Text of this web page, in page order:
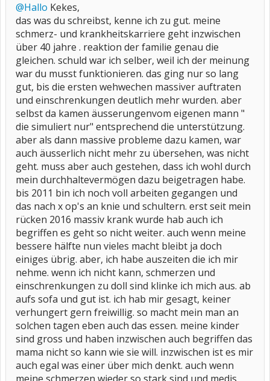
@Hallo Kekes,
das was du schreibst, kenne ich zu gut. meine
schmerz- und krankheitskarriere geht inzwischen
über 40 jahre . reaktion der familie genau die
gleichen. schuld war ich selber, weil ich der meinung
war du musst funktionieren. das ging nur so lang
gut, bis die ersten wehwechen massiver auftraten
und einschrenkungen deutlich mehr wurden. aber
selbst da kamen äusserungenvom eigenen mann "
die simuliert nur" entsprechend die unterstützung.
aber als dann massive probleme dazu kamen, war
auch äusserlich nicht mehr zu übersehen, was nicht
geht. muss aber auch gestehen, dass ich wohl durch
mein durchhaltevermögen dazu beigetragen habe.
bis 2011 bin ich noch voll arbeiten gegangen und
das nach x op's an knie und schultern. erst seit mein
rücken 2016 massiv krank wurde hab auch ich
begriffen es geht so nicht weiter. auch wenn meine
bessere hälfte nun vieles macht bleibt ja doch
einiges übrig. aber, ich habe auszeiten die ich mir
nehme. wenn ich nicht kann, schmerzen und
einschrenkungen zu doll sind klinke ich mich aus. ab
aufs sofa und gut ist. ich hab mir gesagt, keiner
verhungert gern freiwillig. so macht mein man an
solchen tagen eben auch das essen. meine kinder
sind gross und haben inzwischen auch begriffen das
mama nicht so kann wie sie will. inzwischen ist es mir
auch egal was einer über mich denkt. auch wenn